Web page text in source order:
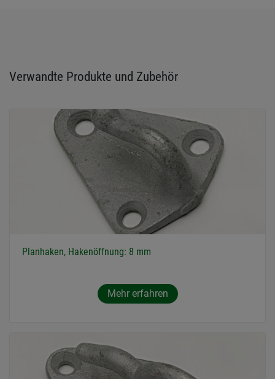
Verwandte Produkte und Zubehör
Planhaken, Hakenöffnung: 8 mm
Mehr erfahren